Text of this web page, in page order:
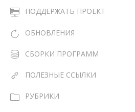
ПОДДЕРЖАТЬ ПРОЕКТ
ОБНОВЛЕНИЯ
СБОРКИ ПРОГРАММ
ПОЛЕЗНЫЕ ССЫЛКИ
РУБРИКИ